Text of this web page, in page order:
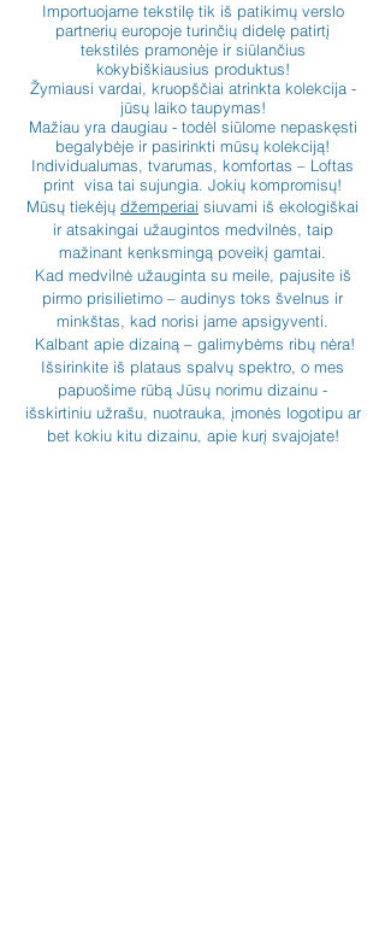
Importuojame tekstilę tik iš patikimų verslo
partnerių europoje turinčių didelę patirtį
tekstilės pramonėje ir siūlančius
kokybiškiausius produktus!
Žymiausi vardai, kruopščiai atrinkta kolekcija -
jūsų laiko taupymas!
Mažiau yra daugiau - todėl siūlome nepaskęsti
begalybėje ir pasirinkti mūsų kolekciją!
Individualumas, tvarumas, komfortas – Loftas
print visa tai sujungia. Jokių kompromisų!
Mūsų tiekėjų džemperiai siuvami iš ekologiškai
ir atsakingai užaugintos medvilnės, taip
mažinant kenksmingą poveikį gamtai.
Kad medvilnė užauginta su meile, pajusite iš
pirmo prisilietimo – audinys toks švelnus ir
minkštas, kad norisi jame apsigyventi.
Kalbant apie dizainą – galimybėms ribų nėra!
Išsirinkite iš plataus spalvų spektro, o mes
papuošime rūbą Jūsų norimu dizainu -
išskirtiniu užrašu, nuotrauka, įmonės logotipu ar
bet kokiu kitu dizainu, apie kurį svajojate!